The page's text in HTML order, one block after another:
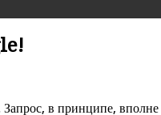
в принципе,